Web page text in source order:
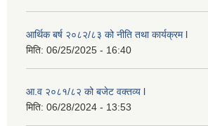
आर्थिक बर्ष २०८२/८३ को नीति तथा कार्यक्रम l
मिति: 06/25/2025 - 16:40
आ.व २०८१/८२ को बजेट वक्तव्य l
मिति: 06/28/2024 - 13:53